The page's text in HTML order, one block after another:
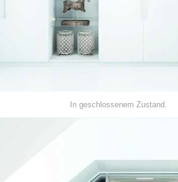
In geschlossenem Zustand.